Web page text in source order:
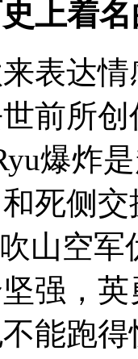
上着
表达
前所
爆炸
死侧
山空
强，
能跑